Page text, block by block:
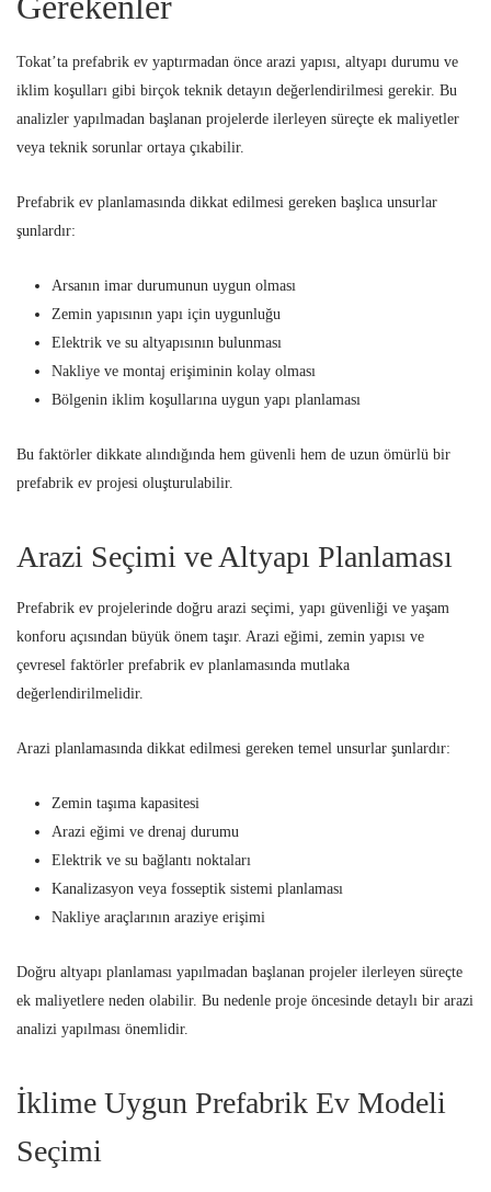
Tokat’ta prefabrik ev yaptırmadan önce arazi yapısı, altyapı durumu ve
iklim koşulları gibi birçok teknik detayın değerlendirilmesi gerekir. Bu
analizler yapılmadan başlanan projelerde ilerleyen süreçte ek maliyetler
veya teknik sorunlar ortaya çıkabilir.
Prefabrik ev planlamasında dikkat edilmesi gereken başlıca unsurlar
şunlardır:
Arsanın imar durumunun uygun olması
Zemin yapısının yapı için uygunluğu
Elektrik ve su altyapısının bulunması
Nakliye ve montaj erişiminin kolay olması
Bölgenin iklim koşullarına uygun yapı planlaması
Bu faktörler dikkate alındığında hem güvenli hem de uzun ömürlü bir
prefabrik ev projesi oluşturulabilir.
Arazi Seçimi ve Altyapı Planlaması
Prefabrik ev projelerinde doğru arazi seçimi, yapı güvenliği ve yaşam
konforu açısından büyük önem taşır. Arazi eğimi, zemin yapısı ve
çevresel faktörler prefabrik ev planlamasında mutlaka
değerlendirilmelidir.
Arazi planlamasında dikkat edilmesi gereken temel unsurlar şunlardır:
Zemin taşıma kapasitesi
Arazi eğimi ve drenaj durumu
Elektrik ve su bağlantı noktaları
Kanalizasyon veya fosseptik sistemi planlaması
Nakliye araçlarının araziye erişimi
Doğru altyapı planlaması yapılmadan başlanan projeler ilerleyen süreçte
ek maliyetlere neden olabilir. Bu nedenle proje öncesinde detaylı bir arazi
analizi yapılması önemlidir.
İklime Uygun Prefabrik Ev Modeli
Seçimi